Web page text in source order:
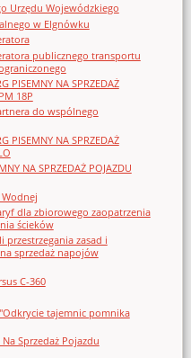
Urzędu Wojewódzkiego
w Elgnówku
publicznego transportu
PISEMNY NA SPRZEDAŻ
18P
do wspólnego
PISEMNY NA SPRZEDAŻ
NA SPRZEDAŻ POJAZDU
dla zbiorowego zaopatrzenia
ścieków
zasad i
sprzedaż napojów
C-360
tajemnic pomnika
Sprzedaż Pojazdu